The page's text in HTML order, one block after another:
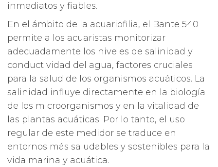
inmediatos y fiables.
En el ámbito de la acuariofilia, el Bante 540
permite a los acuaristas monitorizar
adecuadamente los niveles de salinidad y
conductividad del agua, factores cruciales
para la salud de los organismos acuáticos. La
salinidad influye directamente en la biología
de los microorganismos y en la vitalidad de
las plantas acuáticas. Por lo tanto, el uso
regular de este medidor se traduce en
entornos más saludables y sostenibles para la
vida marina y acuática.